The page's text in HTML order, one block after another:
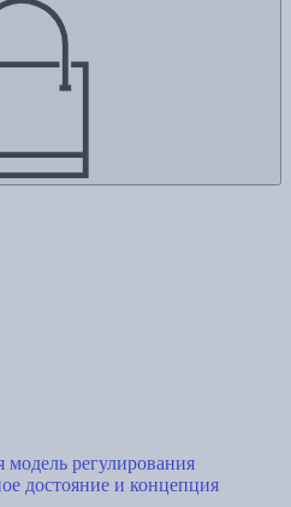
модель регулирования
достояние и концепция